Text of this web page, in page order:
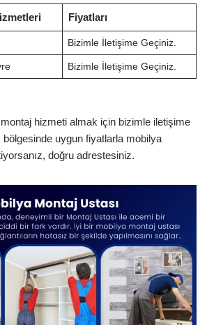
Fiyatları
Bizimle İletişime Geçiniz.
Bizimle İletişime Geçiniz.
hizmeti almak için bizimle iletişime
uygun fiyatlarla mobilya
doğru adrestesiniz.